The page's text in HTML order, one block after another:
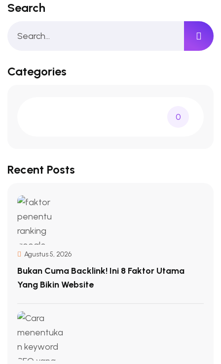
Search
Categories
0
Recent Posts
Agustus 5, 2026
Bukan Cuma Backlink! Ini 8 Faktor Utama
Yang Bikin Website